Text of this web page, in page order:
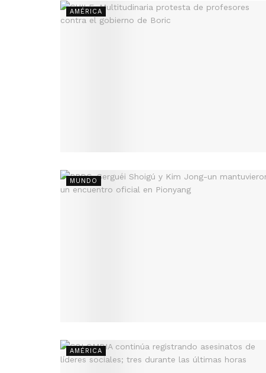
AMÉRICA
MUNDO
AMÉRICA